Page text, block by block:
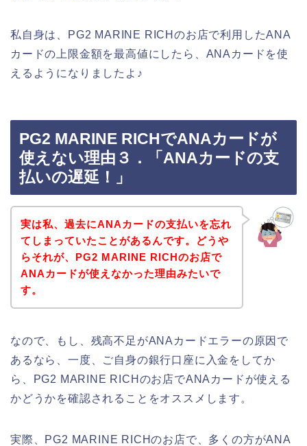
私自身は、PG2 MARINE RICHのお店で利用したANA
カードの上限金額を最高値にしたら、ANAカードを使
えるようになりましたよ♪
PG2 MARINE RICHでANAカードが
使えない理由３．「ANAカードの支
払いの遅延！」
実は私、過去にANAカードの支払いを忘れ
てしまっていたことがあるんです。どうや
らそれが、PG2 MARINE RICHのお店で
ANAカードが使えなかった理由みたいで
す。
なので、もし、残高不足がANAカードエラーの原因で
あるなら、一度、ご自身の銀行口座に入金をしてか
ら、PG2 MARINE RICHのお店でANAカードが使える
かどうかを確認されることをオススメします。
実際、PG2 MARINE RICHのお店で、多くの方がANA